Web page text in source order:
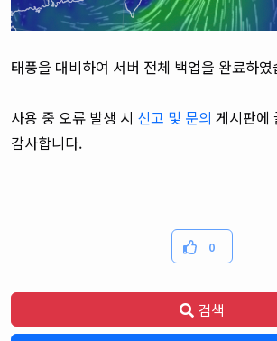
태풍을 대비하여 서버 전체 백업을 완료하
사용 중 오류 발생 시 신고 및 문의 게시판에
감사합니다.
0
검색